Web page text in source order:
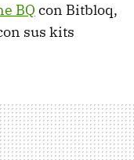
BQ con Bitbloq,
sus kits